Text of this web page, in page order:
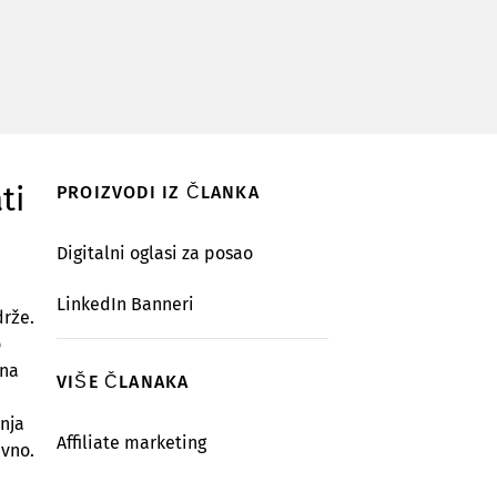
PROIZVODI IZ ČLANKA
Digitalni oglasi za posao
LinkedIn Banneri
VIŠE ČLANAKA
Affiliate marketing